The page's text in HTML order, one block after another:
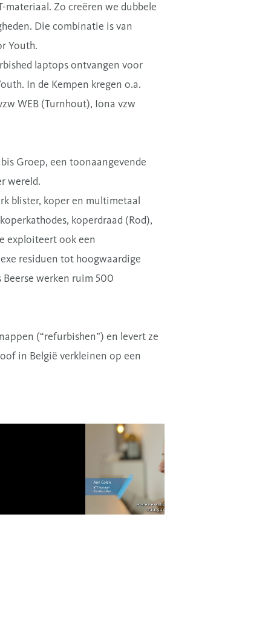
Zo creëren we dubbele
Die combinatie is van
Youth.
laptops ontvangen voor
In de Kempen kregen o.a.
WEB (Turnhout), Iona vzw
Groep, een toonaangevende
wereld.
blister, koper en multimetaal
koperdraad (Rod),
exploiteert ook een
residuen tot hoogwaardige
werken ruim 500
(“refurbishen”) en levert ze
in België verkleinen op een